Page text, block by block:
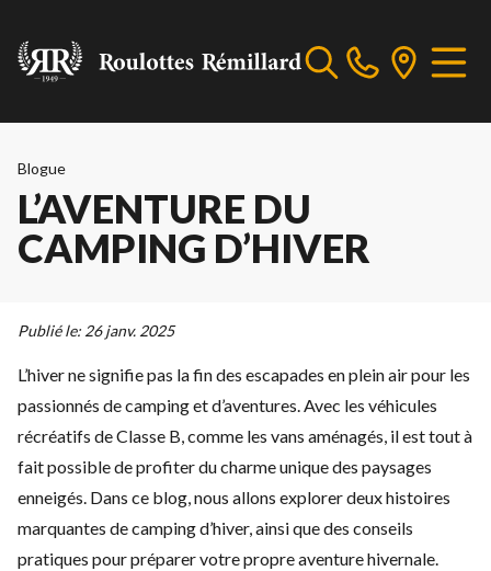
Blogue
L’AVENTURE DU
CAMPING D’HIVER
Publié le: 26 janv. 2025
L’hiver ne signifie pas la fin des escapades en plein air pour les
passionnés de camping et d’aventures. Avec les véhicules
récréatifs de Classe B, comme les vans aménagés, il est tout à
fait possible de profiter du charme unique des paysages
enneigés. Dans ce blog, nous allons explorer deux histoires
marquantes de camping d’hiver, ainsi que des conseils
pratiques pour préparer votre propre aventure hivernale.